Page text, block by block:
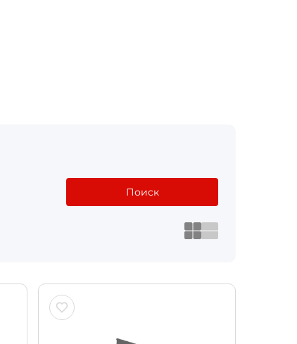
Поиск